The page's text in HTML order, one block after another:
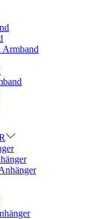
Armband